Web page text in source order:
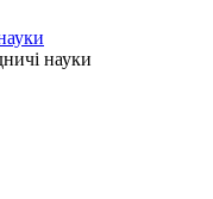
науки